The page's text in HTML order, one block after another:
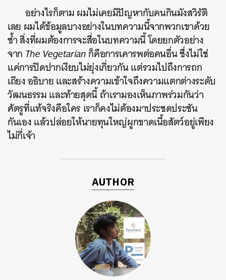
อย่างไรก็ตาม ผมไม่เคยมีปัญหากับคนกินมังสวิรัติ
เลย ผมได้ข้อมูลบางอย่างในบทความนี้จากพวกเขาด้วย
ซ้ำ สิ่งที่ผมต้องการจะสื่อในบทความนี้ โดยยกตัวอย่าง
จาก The Vegetarianก็คือการเคารพต่อคนอื่น ซึ่งไม่ใช่
แค่การปิดปากเงียบไม่ยุ่งเกี่ยวกัน แต่รวมไปถึงการถก
เถียง อธิบาย และสร้างความเข้าใจถึงความแตกต่างระดับ
วัฒนธรรม และท้ายสุดนี้ ถ้าเรามองเห็นภาพร่วมกันว่า
ศัตรูที่แท้จริงคือใคร เราก็คงไม่ต้องมาประชดประชัน
กันเอง แล้วปล่อยให้นายทุนใหญ่ผูกขาดเนื้อสัตว์อยู่เพียง
ไม่กี่เจ้า
AUTHOR